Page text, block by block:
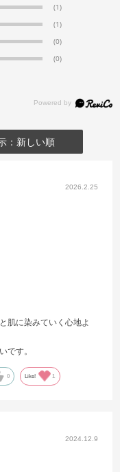
(1)
(1)
(0)
(0)
：新しい順
2026.2.25
肌に染みていく心地よ
です。
0 Like! 1
2024.12.9